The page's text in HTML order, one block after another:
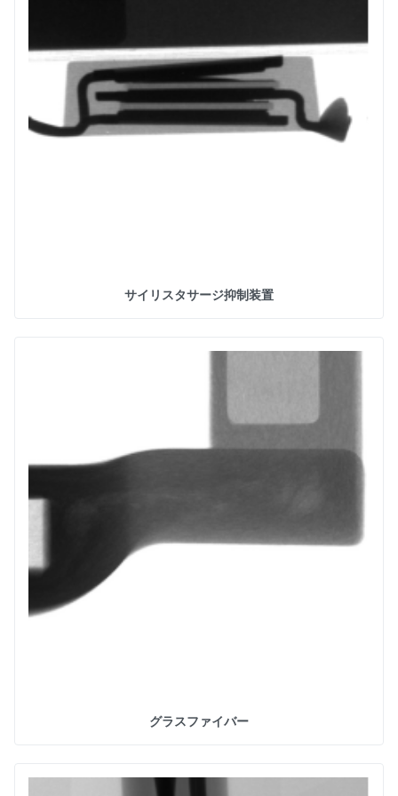
サイリスタサージ抑制装置
グラスファイバー